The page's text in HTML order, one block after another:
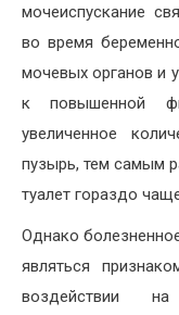
мочеиспускание
во время
мочевых органов и
к повышенной
увеличенное
пузырь, тем самым
туалет гораздо
Однако
являться
воздействии